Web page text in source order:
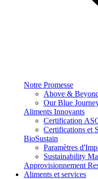
Notre Promesse
Above &
Our Blue
Aliments Innovants
Certification
Certifications et
BioSustain
Paramètres
Sustainability
Approvisionnement
Aliments et services